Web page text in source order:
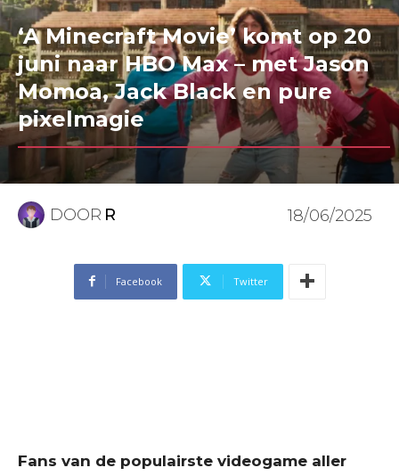
‘A Minecraft Movie’ komt op 20
juni naar HBO Max – met Jason
Momoa, Jack Black en pure
pixelmagie
DOOR R 18/06/2025
Facebook Twitter
Fans van de populairste videogame aller